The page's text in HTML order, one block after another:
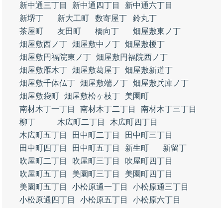
新中通三丁目
新中通四丁目
新中通六丁目
新堺丁
新大工町 数寄屋丁
鈴丸丁
茶屋町
友田町 橋向丁
畑屋敷東ノ丁
畑屋敷西ノ丁 畑屋敷中ノ丁 畑屋敷榎丁
畑屋敷円福院東ノ丁 畑屋敷円福院西ノ丁
畑屋敷雁木丁 畑屋敷葛屋丁 畑屋敷新道丁
畑屋敷千体仏丁 畑屋敷端ノ丁 畑屋敷兵庫ノ丁
畑屋敷袋町 畑屋敷松ヶ枝丁
美園町
南材木丁一丁目
南材木丁二丁目
南材木丁三丁目
柳丁
木広町二丁目
木広町四丁目
木広町五丁目
田中町二丁目
田中町三丁目
田中町四丁目
田中町五丁目 新生町
新留丁
吹屋町二丁目
吹屋町三丁目
吹屋町四丁目
吹屋町五丁目
美園町三丁目
美園町四丁目
美園町五丁目
小松原通一丁目
小松原通三丁目
小松原通四丁目
小松原五丁目
小松原六丁目